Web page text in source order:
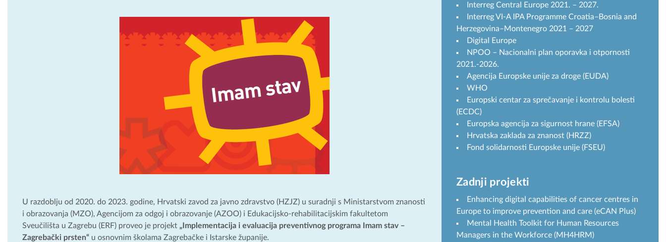
U razdoblju od 2020. do 2023. godine, Hrvatski zavod za javno zdravstvo (HZJZ) u suradnji s Ministarstvom znanosti
i obrazovanja (MZO), Agencijom za odgoj i obrazovanje (AZOO) i Edukacijsko-rehabilitacijskim fakultetom
Sveučilišta u Zagrebu (ERF) proveo je projekt „Implementacija i evaluacija preventivnog programa Imam stav –
Zagrebački prsten“ u osnovnim školama Zagrebačke i Istarske županije.
Interreg Central Europe 2021. – 2027.
Interreg VI-A IPA Programme Croatia–Bosnia and
Herzegovina–Montenegro 2021 – 2027
Digital Europe
NPOO – Nacionalni plan oporavka i otpornosti
2021.-2026.
Agencija Europske unije za droge (EUDA)
WHO
Europski centar za sprečavanje i kontrolu bolesti
(ECDC)
Europska agencija za sigurnost hrane (EFSA)
Hrvatska zaklada za znanost (HRZZ)
Fond solidarnosti Europske unije (FSEU)
Zadnji projekti
Enhancing digital capabilities of cancer centres in
Europe to improve prevention and care (eCAN Plus)
Mental Health Toolkit for Human Resources
Managers in the Workforce (MH4HRM)